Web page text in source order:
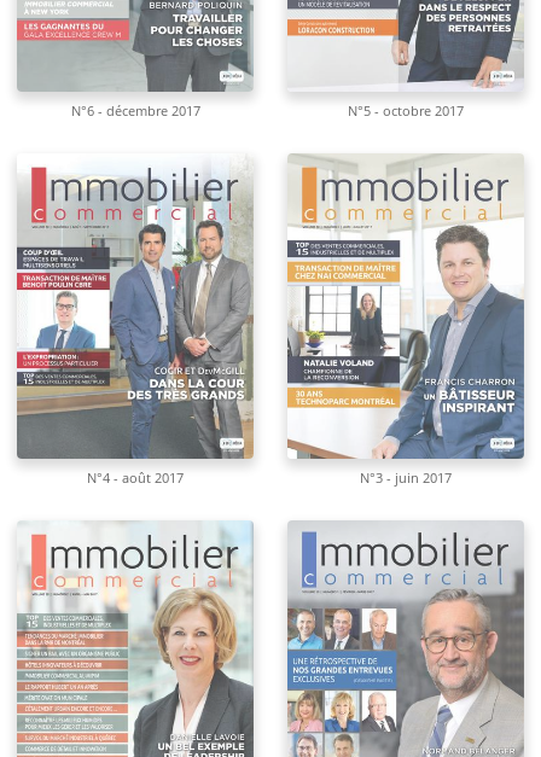
N°6 - décembre 2017 N°5 - octobre 2017
N°4 - août 2017 N°3 - juin 2017